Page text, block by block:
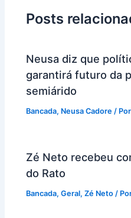
Posts
Neusa diz que
garantirá futuro da
semiárido
Bancada, Neusa Cadore /
Zé Neto recebeu
do Rato
Bancada,Geral,Zé Neto /